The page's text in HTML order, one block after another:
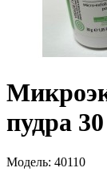
пудра
Модель: 40110